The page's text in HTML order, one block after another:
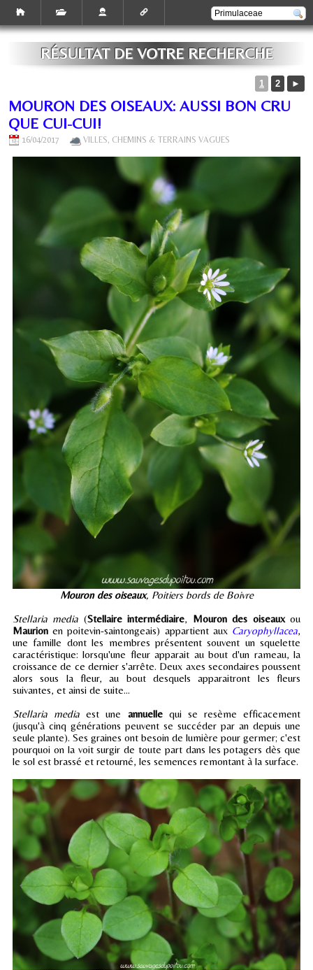
RÉSULTAT DE VOTRE RECHERCHE
1 2 ►
MOURON DES OISEAUX: AUSSI BON CRU
QUE CUI-CUI!
16/04/2017 VILLES, CHEMINS & TERRAINS VAGUES
Mouron des oiseaux, Poitiers bords de Boivre
Stellaria media (Stellaire intermédiaire, Mouron des oiseauxou
Maurionen poitevin-saintongeais) appartient aux Caryophyllacea,
une famille dont les membres présentent souvent un squelette
caractéristique: lorsqu'une fleur apparait au bout d'un rameau, la
croissance de ce dernier s'arrête. Deux axes secondaires poussent
alors sous la fleur, au bout desquels apparaitront les fleurs
suivantes, et ainsi de suite...
Stellaria media est une annuellequi se resème efficacement
(jusqu'à cinq générations peuvent se succéder par an depuis une
seule plante). Ses graines ont besoin de lumière pour germer; c'est
pourquoi on la voit surgir de toute part dans les potagers dès que
le sol est brassé et retourné, les semences remontant à la surface.